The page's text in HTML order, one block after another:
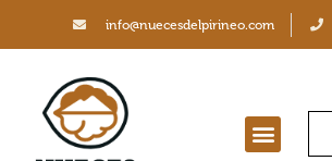
info@nuecesdelpirineo.com